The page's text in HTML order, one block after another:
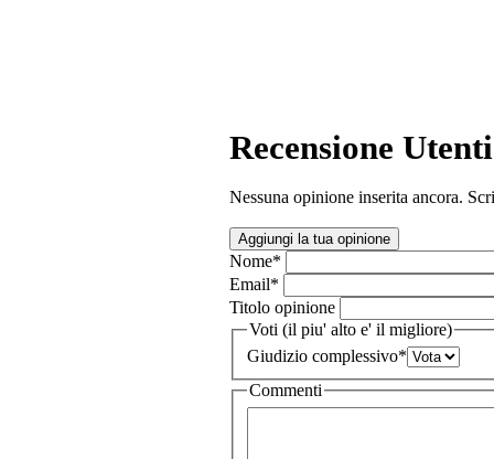
Recensione Utenti
Nessuna opinione inserita ancora.
Aggiungi la tua opinione
Nome*
Email*
Titolo opinione
Voti (il piu' alto e' il migliore)
Giudizio complessivo*
Commenti